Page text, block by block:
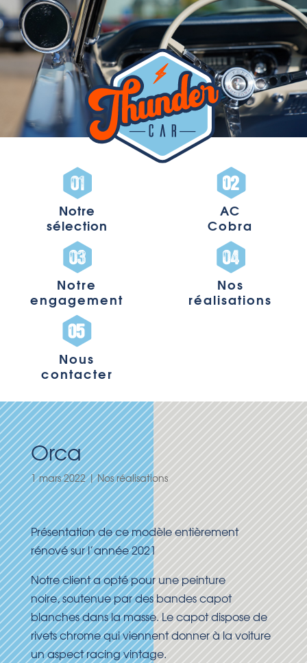
Notre
sélection
AC
Cobra
Notre
engagement
Nos
réalisations
Nous
contacter
Orca
1 mars 2022|Nos réalisations
Présentation de ce modèle entièrement
rénové sur l’année 2021
Notre client a opté pour une peinture
noire, soutenue par des bandes capot
blanches dans la masse. Le capot dispose de
rivets chrome qui viennent donner à la voiture
un aspect racing vintage.